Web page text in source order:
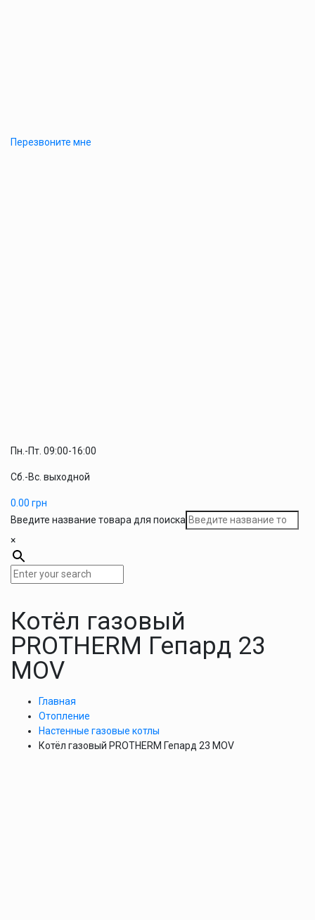
Перезвоните мне
Пн.-Пт. 09:00-16:00
Сб.-Вс. выходной
0.00 грн
Введите название товара для поиска
×
Котёл газовый
PROTHERM Гепард 23
MOV
Главная
Отопление
Настенные газовые котлы
Котёл газовый PROTHERM Гепард 23 MOV